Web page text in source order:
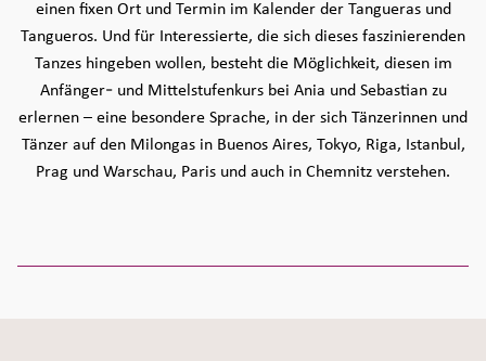
einen fixen Ort und Termin im Kalender der Tangueras und
Tangueros. Und für Interessierte, die sich dieses faszinierenden
Tanzes hingeben wollen, besteht die Möglichkeit, diesen im
Anfänger- und Mittelstufenkurs bei Ania und Sebastian zu
erlernen – eine besondere Sprache, in der sich Tänzerinnen und
Tänzer auf den Milongas in Buenos Aires, Tokyo, Riga, Istanbul,
Prag und Warschau, Paris und auch in Chemnitz verstehen.